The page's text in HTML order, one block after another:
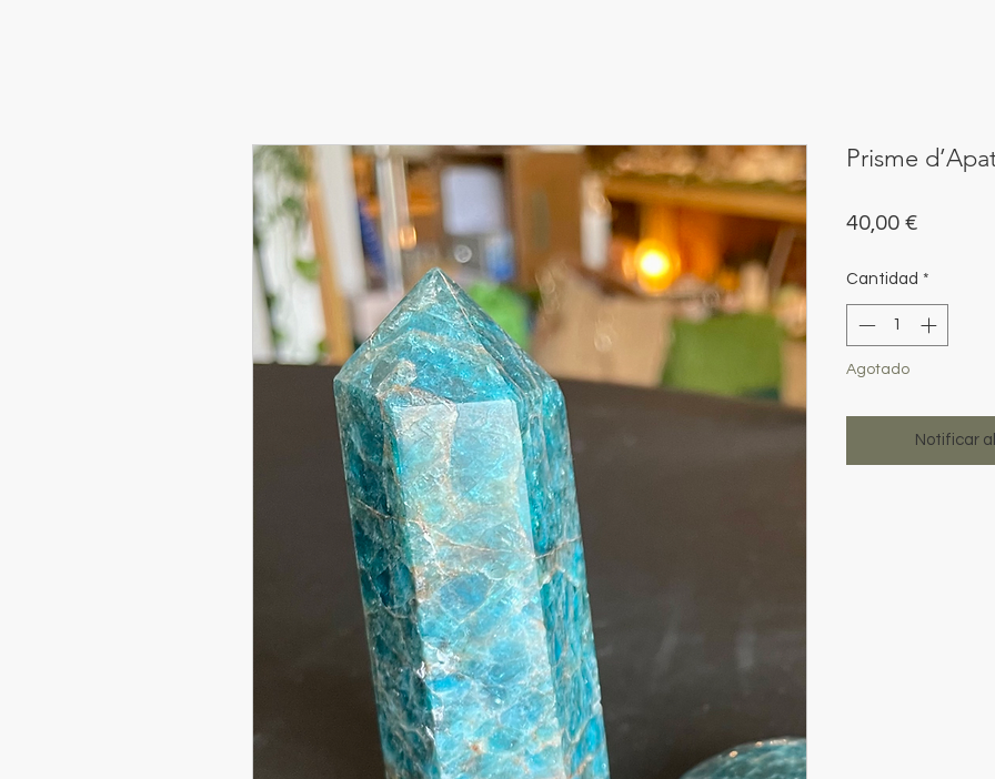
Prisme
40,00 €Precio
Cantidad *
Agotado
Notificar